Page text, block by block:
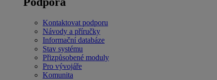
Kontaktovat podporu
Návody a příručky
Informační databáze
Stav systému
Přizpůsobené moduly
Pro vývojáře
Komunita